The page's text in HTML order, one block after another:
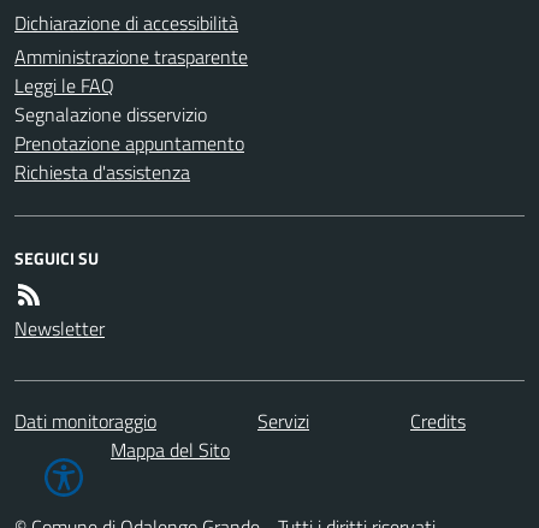
Dichiarazione di accessibilità
Amministrazione trasparente
Leggi le FAQ
Segnalazione disservizio
Prenotazione appuntamento
Richiesta d'assistenza
SEGUICI SU
Newsletter
Dati monitoraggio Servizi
Credits
Mappa del Sito